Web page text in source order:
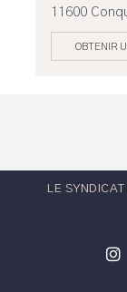
11600
OBTENIR
LE